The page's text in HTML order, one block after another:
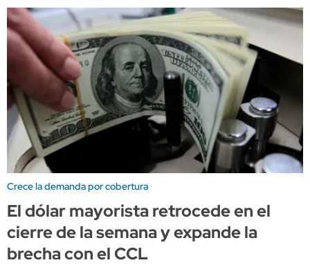
Crece la demanda por cobertura
El dólar mayorista retrocede en el
cierre de la semana y expande la
brecha con el CCL